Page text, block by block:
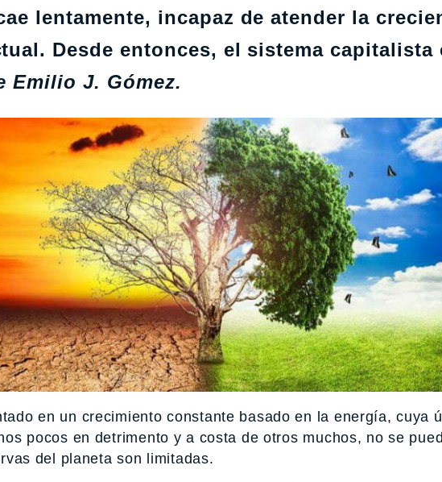
lentamente, incapaz de atender la
Desde entonces, el sistema capitalista
Emilio J. Gómez.
en un crecimiento constante basado en la energía, cuya
pocos en detrimento y a costa de otros muchos, no se
del planeta son limitadas.